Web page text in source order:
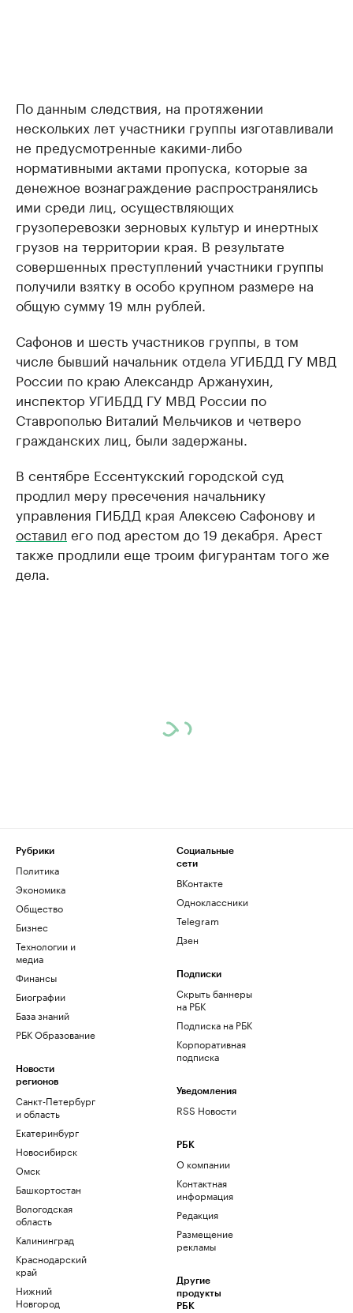
По данным следствия, на протяжении
нескольких лет участники группы изготавливали
не предусмотренные какими-либо
нормативными актами пропуска, которые за
денежное вознаграждение распространялись
ими среди лиц, осуществляющих
грузоперевозки зерновых культур и инертных
грузов на территории края. В результате
совершенных преступлений участники группы
получили взятку в особо крупном размере на
общую сумму 19 млн рублей.
Сафонов и шесть участников группы, в том
числе бывший начальник отдела УГИБДД ГУ МВД
России по краю Александр Аржанухин,
инспектор УГИБДД ГУ МВД России по
Ставрополью Виталий Мельчиков и четверо
гражданских лиц, были задержаны.
В сентябре Ессентукский городской суд
продлил меру пресечения начальнику
управления ГИБДД края Алексею Сафонову и
оставил его под арестом до 19 декабря. Арест
также продлили еще троим фигурантам того же
дела.
Рубрики
Политика
Экономика
Общество
Бизнес
Технологии и
медиа
Финансы
Биографии
База знаний
РБК Образование
Новости
регионов
Санкт-Петербург
и область
Екатеринбург
Новосибирск
Омск
Башкортостан
Вологодская
область
Калининград
Краснодарский
край
Нижний
Новгород
Социальные
сети
ВКонтакте
Одноклассники
Telegram
Дзен
Подписки
Скрыть баннеры
на РБК
Подписка на РБК
Корпоративная
подписка
Уведомления
RSS Новости
РБК
О компании
Контактная
информация
Редакция
Размещение
рекламы
Другие
продукты
РБК